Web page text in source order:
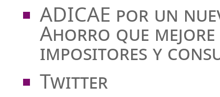
ADICAE por un
Ahorro que
impositores y
Twitter